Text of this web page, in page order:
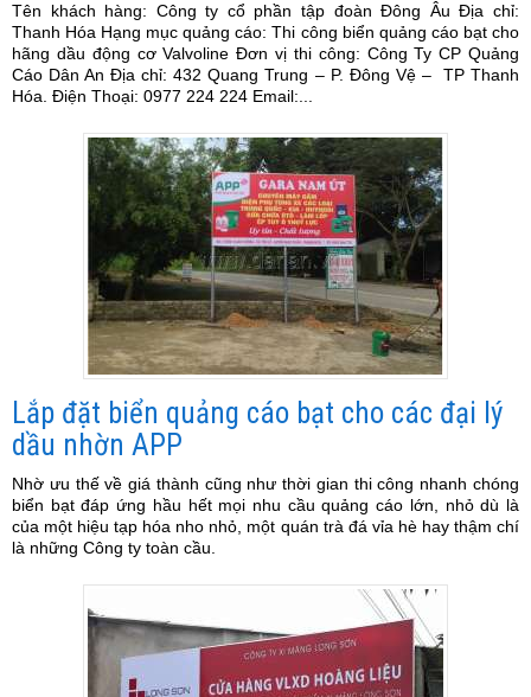
Tên khách hàng: Công ty cổ phần tập đoàn Đông Âu Địa chỉ:
Thanh Hóa Hạng mục quảng cáo: Thi công biển quảng cáo bạt cho
hãng dầu động cơ Valvoline Đơn vị thi công: Công Ty CP Quảng
Cáo Dân An Địa chỉ: 432 Quang Trung – P. Đông Vệ – TP Thanh
Hóa. Điện Thoại: 0977 224 224 Email:...
Lắp đặt biển quảng cáo bạt cho các đại lý
dầu nhờn APP
Nhờ ưu thế về giá thành cũng như thời gian thi công nhanh chóng
biển bạt đáp ứng hầu hết mọi nhu cầu quảng cáo lớn, nhỏ dù là
của một hiệu tạp hóa nho nhỏ, một quán trà đá vỉa hè hay thậm chí
là những Công ty toàn cầu.